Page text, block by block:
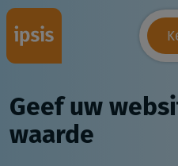
Geef uw
waarde